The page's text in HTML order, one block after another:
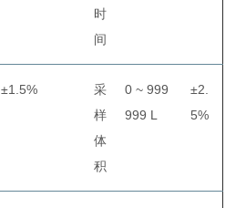
时
间
±1.5%
采
样
体
积
0 ~ 999
999 L
±2.
5%